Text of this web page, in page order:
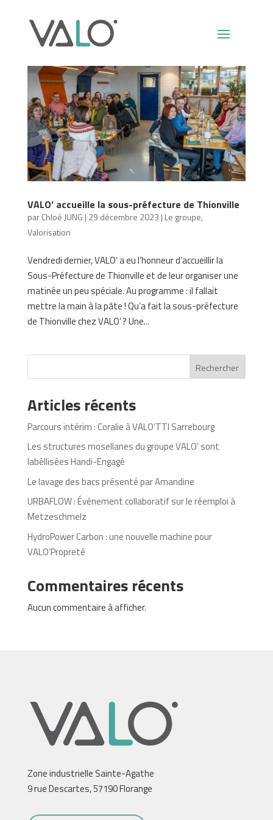
VALO’ accueille la sous-préfecture de Thionville
parChloé JUNG | 29 décembre 2023 | Le groupe,
Valorisation
Vendredi dernier, VALO’ a eu l’honneur d’accueillir la
Sous-Préfecture de Thionville et de leur organiser une
matinée un peu spéciale. Au programme : il fallait
mettre la main à la pâte ! Qu’a fait la sous-préfecture
de Thionville chez VALO’ ? Une...
Rechercher
Articles récents
Parcours intérim : Coralie à VALO’TTI Sarrebourg
Les structures mosellanes du groupe VALO’ sont
labéllisées Handi-Engagé
Le lavage des bacs présenté par Amandine
URBAFLOW : Événement collaboratif sur le réemploi à
Metzeschmelz
HydroPower Carbon : une nouvelle machine pour
VALO’Propreté
Commentaires récents
Aucun commentaire à afficher.
Zone industrielle Sainte-Agathe
9 rue Descartes, 57190 Florange